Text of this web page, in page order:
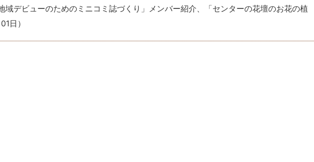
域デビューのためのミニコミ誌づくり」メンバー紹介、「センターの花壇のお花の植
日 ）